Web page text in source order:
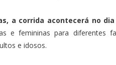
a corrida acontecerá no
e femininas para diferentes
e idosos.